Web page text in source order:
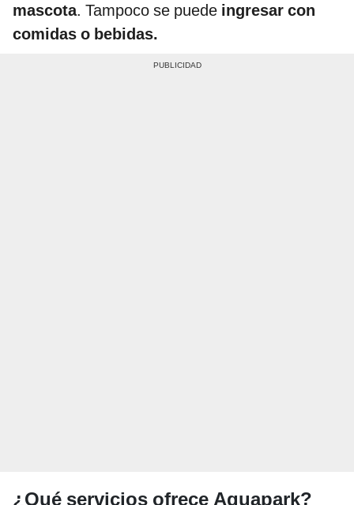
mascota. Tampoco se puede ingresar con
comidas o bebidas.
¿Qué servicios ofrece Aquapark?